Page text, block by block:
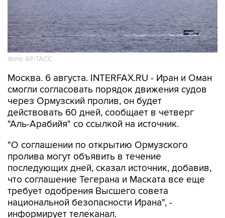
Фото: AP/ТАСС
Москва. 6 августа. INTERFAX.RU - Иран и Оман
смогли согласовать порядок движения судов
через Ормузский пролив, он будет
действовать 60 дней, сообщает в четверг
"Аль-Арабийя" со ссылкой на источник.
"О соглашении по открытию Ормузского
пролива могут объявить в течение
последующих дней, сказал источник, добавив,
что соглашение Тегерана и Маската все еще
требует одобрения Высшего совета
национальной безопасности Ирана", -
информирует телеканал.